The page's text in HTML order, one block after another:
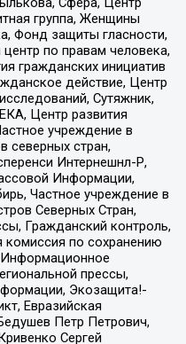
группа, Женщины
Фонд защиты гласности,
по правам человека,
гражданских инициатив
действие, Центр
Сутяжник,
Центр развития
учреждение в
северных стран,
Интернешнл-Р,
Информации,
Частное учреждение в
Северных Стран,
Гражданский контроль,
комиссия по сохранению
прессы,
Экозащита!-
Евразийская
Петр Петрович,
Сергей